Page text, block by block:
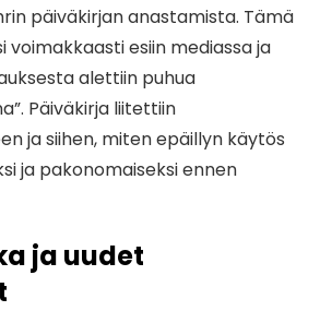
päiväkirjan anastamista. Tämä
voimakkaasti esiin mediassa ja
alettiin puhua
Päiväkirja liitettiin
ja siihen, miten epäillyn käytös
ja pakonomaiseksi ennen
ja uudet